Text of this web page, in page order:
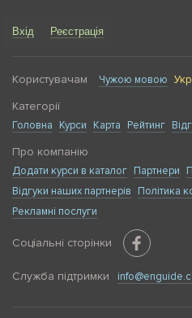
Вхід Реєстрація
Користувачам Чужою мовою
Категорії
Головна Курси Карта Рейтинг
Про компанію
Додати курси в каталог Партнери
Відгуки наших партнерів
Політика
Рекламні послуги
Соціальні сторінки
Служба підтримки